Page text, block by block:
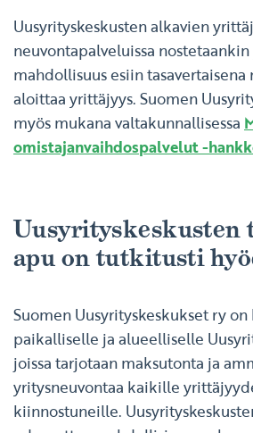
Uusyrityskeskusten alkavien
neuvontapalveluissa
mahdollisuus esiin
aloittaa yrittäjyys. Suomen
myös mukana valtakunnallisessa
omistajanvaihdospalvelut -
Uusyrityskeskusten
apu on tutkitusti
Suomen Uusyrityskeskukset ry
paikalliselle ja alueelliselle
joissa tarjotaan maksutonta ja
yritysneuvontaa kaikille
kiinnostuneille.